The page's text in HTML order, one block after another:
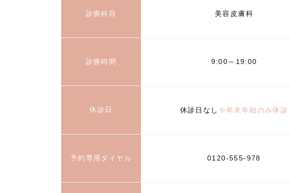
診療科目 美容皮膚科
診療時間 9:00～19:00
休診日 休診日なし ※年末年始のみ休診
予約専用ダイヤル 0120-555-978